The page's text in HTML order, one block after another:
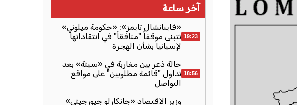
آخر ساعة
19:23
«فاينانشال تايمز»: «حكومة ميلوني»
تتبنى موقفاً "منافقاً" في انتقاداتها
لإسبانيا بشأن الهجرة
18:56
حالة ذعر بين مغاربة في «سبتة» بعد
تداول "قائمة مطلوبين" على مواقع
التواصل
وزير الاقتصاد «جانكارلو جيورجيتي»